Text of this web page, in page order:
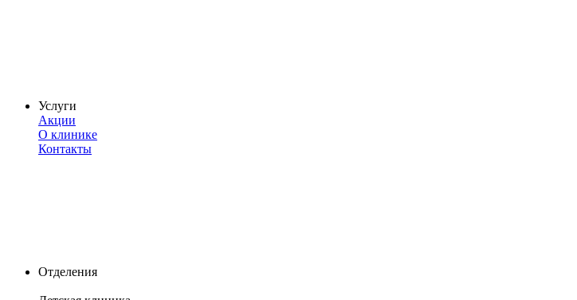
Услуги
Акции
О клинике
Контакты
Отделения